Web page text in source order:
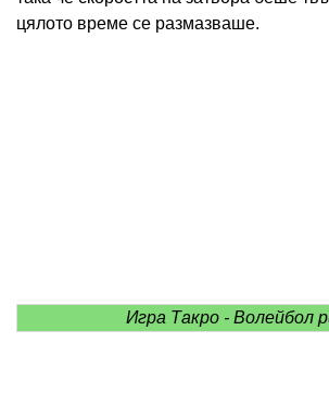
цялото време се размазваше.
Игра Такро - Волейбол